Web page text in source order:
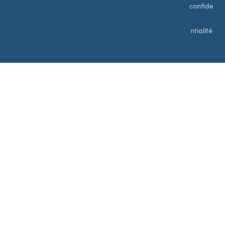
confide
ntialité